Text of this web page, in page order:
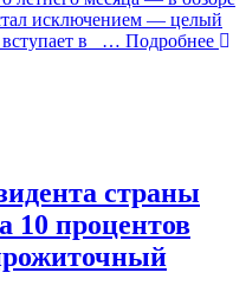
исключением — целый
в
… Подробнее
страны
10 процентов